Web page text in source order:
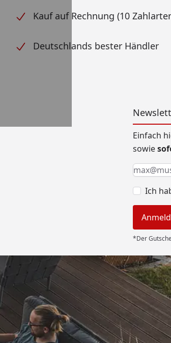
Kauf auf Rechnung (10
Deutschlands bester Händler
Einfach
sowie
Keine
Eingabe
E-Mail *
Ich
*Der
und geliefert.
“
Versand